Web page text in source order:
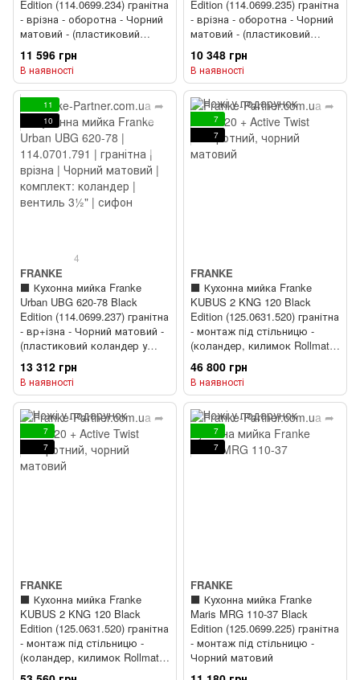
Edition (114.0699.234) гранітна
- врізна - оборотна - Чорний
матовий - (пластиковий
коландер у комлекті)
11 596 грн
В наявності
Edition (114.0699.235) гранітна
- врізна - оборотна - Чорний
матовий - (пластиковий
коландер у комлекті)
10 348 грн
В наявності
11
10
4
FRANKE
⬛️ Кухонна мийка Franke
Urban UBG 620-78 Black
Edition (114.0699.237) гранітна
- вр+ізна - Чорний матовий -
(пластиковий коландер у
комлекті)
13 312 грн
В наявності
7
7
FRANKE
⬛️ Кухонна мийка Franke
KUBUS 2 KNG 120 Black
Edition (125.0631.520) гранітна
- монтаж під стільницю -
(коландер, килимок Rollmat,
аксесуари Color Line у
комплекті) + ⬛️ Кухонний
змішувач Franke Active Twist
(115.0669.768) Чорний
матовий
46 800 грн
В наявності
7
7
FRANKE
⬛️ Кухонна мийка Franke
KUBUS 2 KNG 120 Black
Edition (125.0631.520) гранітна
- монтаж під стільницю -
(коландер, килимок Rollmat,
аксесуари Color Line у
7
7
FRANKE
⬛️ Кухонна мийка Franke
Maris MRG 110-37 Black
Edition (125.0699.225) гранітна
- монтаж під стільницю -
Чорний матовий